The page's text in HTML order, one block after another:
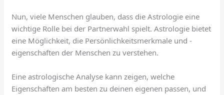
Nun, viele Menschen glauben, dass die Astrologie eine
wichtige Rolle bei der Partnerwahl spielt. Astrologie bietet
eine Möglichkeit, die Persönlichkeitsmerkmale und -
eigenschaften der Menschen zu verstehen.
Eine astrologische Analyse kann zeigen, welche
Eigenschaften am besten zu deinen eigenen passen, und